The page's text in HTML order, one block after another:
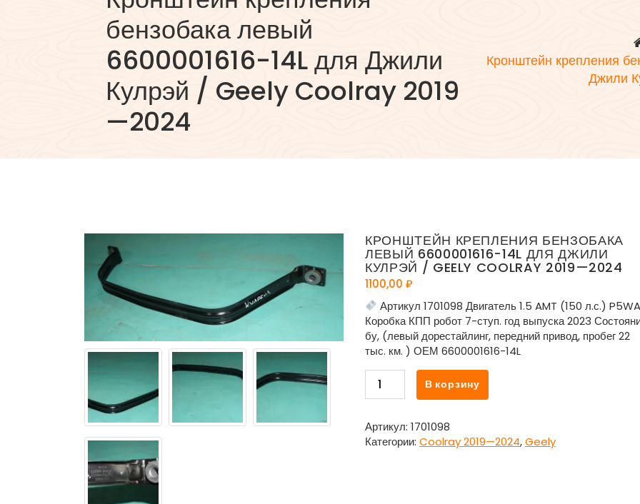
бензобака левый
6600001616-14L для Джили
Кулрэй / Geely Coolray 2019
—2024
Кронштейн крепления
Джили
КРОНШТЕЙН КРЕПЛЕНИЯ БЕНЗОБАКА
ЛЕВЫЙ 6600001616-14L ДЛЯ ДЖИЛИ
КУЛРЭЙ / GEELY COOLRAY 2019—2024
1100,00 ₽
Артикул 1701098 Двигатель 1.5 AMT (150 л.с.)
Коробка КПП робот 7-ступ. год выпуска 2023
бу, (левый дорестайлинг, передний привод, пробег 22
тыс. км. ) ОЕМ 6600001616-14L
Количество
товара
крепления
бензобака
В корзину
Артикул: 1701098
Категории: Coolray 2019—2024,Geely